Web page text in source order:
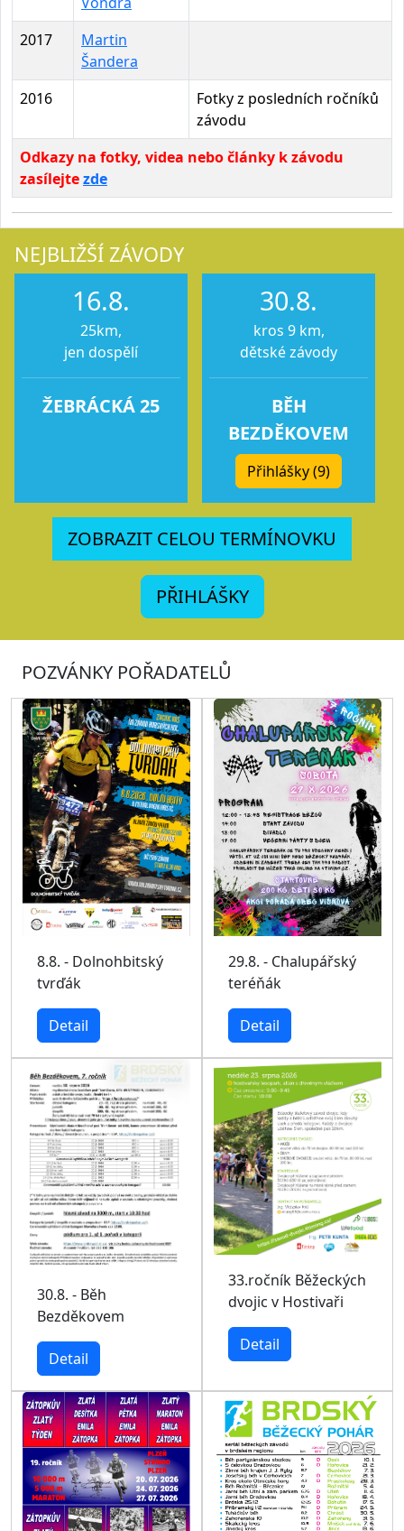
2017
Martin
Šandera
2016
Fotky z posledních ročníků
závodu
Odkazy na fotky, videa nebo články k závodu
zasílejtezde
NEJBLIŽŠÍ ZÁVODY
16.8.
25km,
jen dospělí
ŽEBRÁCKÁ 25
30.8.
kros 9 km,
dětské závody
BĚH
BEZDĚKOVEM
Přihlášky (9)
ZOBRAZIT CELOU TERMÍNOVKU
PŘIHLÁŠKY
POZVÁNKY POŘADATELŮ
8.8. - Dolnohbitský
tvrďák
Detail
29.8. - Chalupářský
teréňák
Detail
30.8. - Běh
Bezděkovem
Detail
33.ročník Běžeckých
dvojic v Hostivaři
Detail